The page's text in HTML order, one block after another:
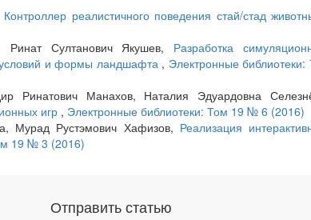
Контроллер реалистичного поведения стай/стад
Ринат Султанович Якушев, Разработка
и формы ландшафта , Электронные библиотеки:
Ринатович Манахов, Наталия Эдуардовна
игр , Электронные библиотеки: Том 19 № 6 (2016)
Мурад Рустэмович Хафизов, Реализация
19 № 3 (2016)
Отправить статью